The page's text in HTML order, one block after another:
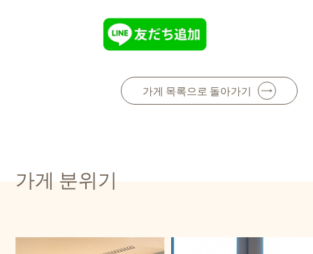
가게 목록으로 돌아가기
가게 분위기